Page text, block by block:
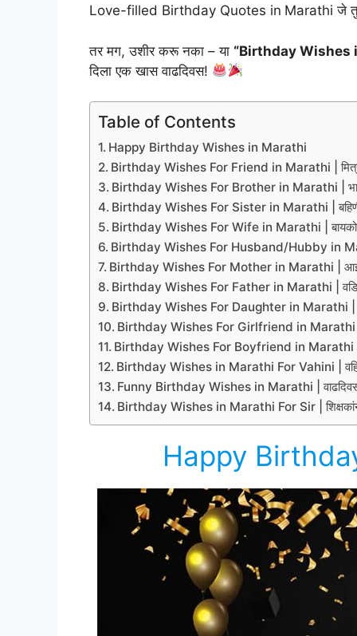
Love-filled Birthday Quotes in Marathi जे
तर मग, उशीर करू नका – या “Birthday Wishes
दिला एक खास वाढदिवस!
Table of Contents
Happy Birthday Wishes in Marathi
Birthday Wishes For Friend in Marathi |
Birthday Wishes For Brother in Marathi |
Birthday Wishes For Sister in Marathi |
Birthday Wishes For Wife in Marathi |
Birthday Wishes For Husband/Hubby in
Birthday Wishes For Mother in Marathi |
Birthday Wishes For Father in Marathi |
Birthday Wishes For Daughter in Marathi |
Birthday Wishes For Girlfriend in Marathi |
Birthday Wishes For Boyfriend in Marathi |
Birthday Wishes in Marathi For Vahini |
Funny Birthday Wishes in Marathi |
Birthday Wishes in Marathi For Sir | शिक्षकांना
Happy